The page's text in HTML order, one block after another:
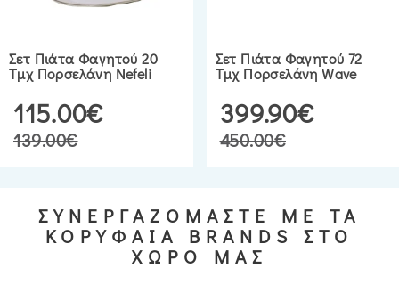
Σετ Πιάτα Φαγητού 20
Τμχ Πορσελάνη Nefeli
115.00€
139.00€
Σετ Πιάτα Φαγητού 72
Τμχ Πορσελάνη Wave
399.90€
450.00€
ΣΥΝΕΡΓΑΖΟΜΑΣΤΕ ΜΕ ΤΑ
ΚΟΡΥΦΑΙΑ BRANDS ΣΤΟ
ΧΩΡΟ ΜΑΣ